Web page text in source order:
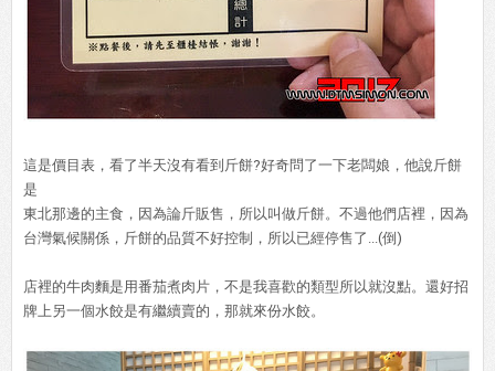
這是價目表，看了半天沒有看到斤餅?好奇問了一下老闆娘，他說斤餅
是
東北那邊的主食，因為論斤販售，所以叫做斤餅。不過他們店裡，因為
台灣氣候關係，斤餅的品質不好控制，所以已經停售了...(倒)
店裡的牛肉麵是用番茄煮肉片，不是我喜歡的類型所以就沒點。還好招
牌上另一個水餃是有繼續賣的，那就來份水餃。